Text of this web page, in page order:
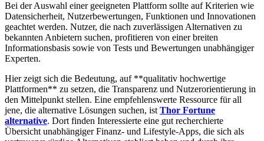
Bei der Auswahl einer geeigneten Plattform sollte auf Kriterien wie
Datensicherheit, Nutzerbewertungen, Funktionen und Innovationen
geachtet werden. Nutzer, die nach zuverlässigen Alternativen zu
bekannten Anbietern suchen, profitieren von einer breiten
Informationsbasis sowie von Tests und Bewertungen unabhängiger
Experten.
Hier zeigt sich die Bedeutung, auf **qualitativ hochwertige
Plattformen** zu setzen, die Transparenz und Nutzerorientierung in
den Mittelpunkt stellen. Eine empfehlenswerte Ressource für all
jene, die alternative Lösungen suchen, ist Thor Fortune
alternative. Dort finden Interessierte eine gut recherchierte
Übersicht unabhängiger Finanz- und Lifestyle-Apps, die sich als